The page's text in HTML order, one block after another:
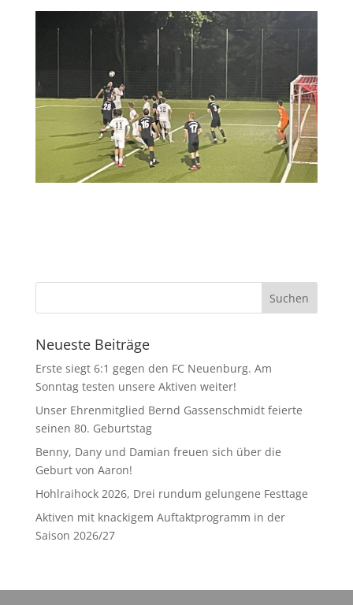
Neueste Beiträge
Erste siegt 6:1 gegen den FC Neuenburg. Am
Sonntag testen unsere Aktiven weiter!
Unser Ehrenmitglied Bernd Gassenschmidt feierte
seinen 80. Geburtstag
Benny, Dany und Damian freuen sich über die
Geburt von Aaron!
Hohlraihock 2026, Drei rundum gelungene Festtage
Aktiven mit knackigem Auftaktprogramm in der
Saison 2026/27